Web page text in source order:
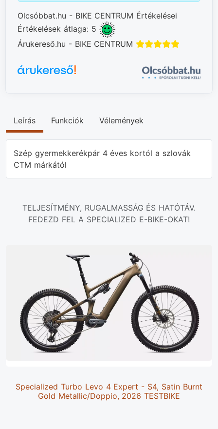
Olcsóbbat.hu - BIKE CENTRUM Értékelései
Értékelések átlaga: 5
Árukereső.hu - BIKE CENTRUM
Leírás Funkciók Vélemények
Szép gyermekkerékpár 4 éves kortól a szlovák
CTM márkától
TELJESÍTMÉNY, RUGALMASSÁG ÉS HATÓTÁV.
FEDEZD FEL A SPECIALIZED E-BIKE-OKAT!
Specialized Turbo Levo 4 Expert - S4, Satin Burnt
Gold Metallic/Doppio, 2026 TESTBIKE